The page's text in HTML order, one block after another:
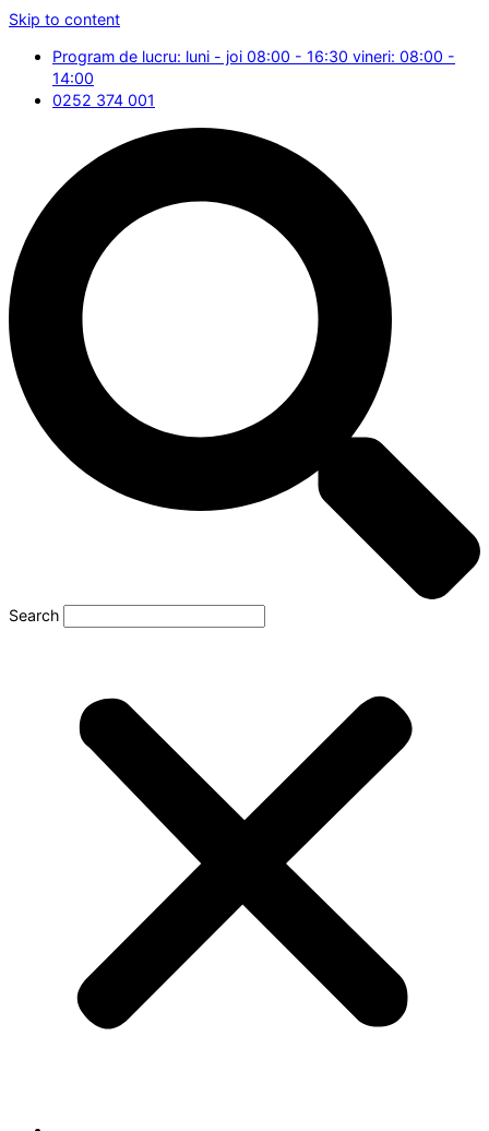
Skip to content
Program de lucru: luni - joi 08:00 - 16:30 vineri: 08:00 -
14:00
0252 374 001
Search